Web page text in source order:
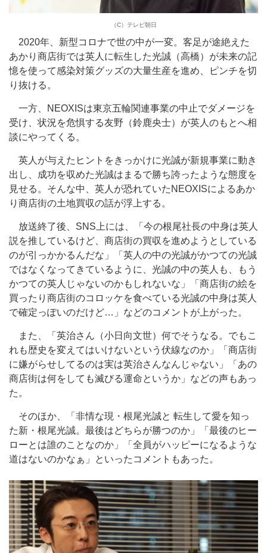
（C）テレビ朝日
2020年、新型コロナで世の中が一変。客足が途絶えた
あかり商店街では英人に転生した光誠（高橋）が未来の記
憶を使って感染対策グッズの大量生産を進め、ピンチを切
り抜ける。
一方、NEOXISは東京五輪関連事業の中止でダメージを
受け、状況を危惧する友野（鈴鹿央士）が英人のもとへ相
談にやってくる。
英人が与えたヒントをきっかけに光誠が新規事業に動き
出し、成功を収めた光誠はまるで勝ち誇ったような態度を
見せる。そんな中、英人が恐れていたNEOXISによるあか
り商店街の土地買収の話が浮上する。
放送終了後、SNS上には、「今の根尾社長の中身は英人
説を推しているけど、商店街の買収を進めようとしている
のが引っかかるんだな」「英人の中の光誠がかつての光誠
ではなくなってきているように、光誠の中の英人も、もう
かつての英人じゃないのかもしれないな」「商店街の絵を
買ったり商店街のコロッケを食べている光誠の中身は英人
で確定っぽいのだけど…」などのコメントが上がった。
また、「英治さん（小日向文世）何でそうなる。でもこ
れも歴史を変えてはいけないという伏線なのか」「商店街
に嫌がらせしてるのは実は英治さんなんじゃない」「あの
商店街は何をしても滅びる運命というか」などの声もあっ
た。
そのほか、「非情な現・根尾光誠と 転生して愛を知っ
た新・根尾光誠。最後はどちらが勝つのか」「最後のヒー
ローとは誰のことなのか」「全員がハッピーになるような
道はないのかなぁ」といったコメントもあった。